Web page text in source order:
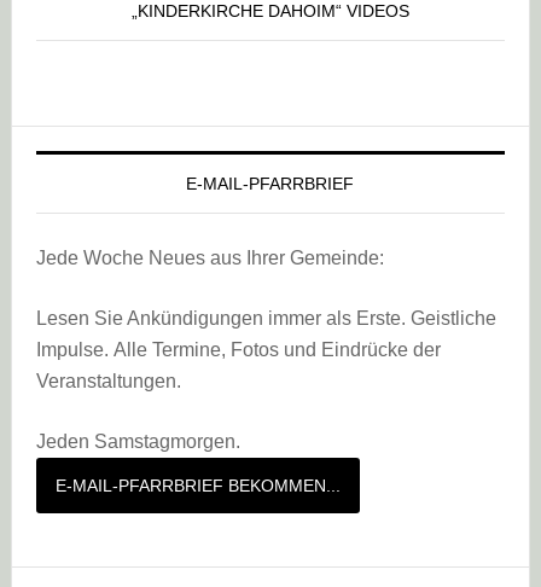
„KINDERKIRCHE DAHOIM“ VIDEOS
E-MAIL-PFARRBRIEF
Jede Woche Neues aus Ihrer Gemeinde:
Lesen Sie Ankündigungen immer als Erste. Geistliche
Impulse. Alle Termine, Fotos und Eindrücke der
Veranstaltungen.
Jeden Samstagmorgen.
E-MAIL-PFARRBRIEF BEKOMMEN...